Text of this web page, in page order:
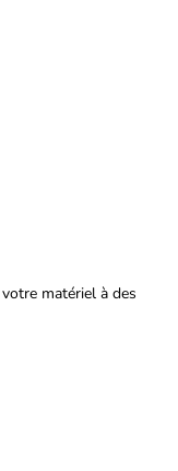
matériel à des